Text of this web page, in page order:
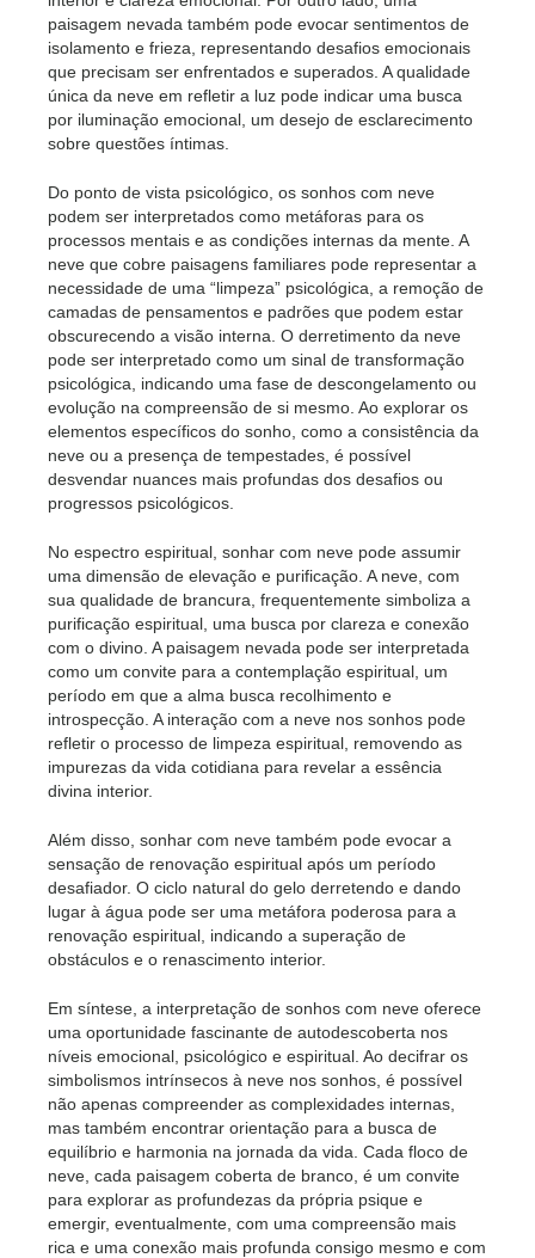
paisagem nevada também pode evocar sentimentos de
isolamento e frieza, representando desafios emocionais
que precisam ser enfrentados e superados. A qualidade
única da neve em refletir a luz pode indicar uma busca
por iluminação emocional, um desejo de esclarecimento
sobre questões íntimas.
Do ponto de vista psicológico, os sonhos com neve
podem ser interpretados como metáforas para os
processos mentais e as condições internas da mente. A
neve que cobre paisagens familiares pode representar a
necessidade de uma “limpeza” psicológica, a remoção de
camadas de pensamentos e padrões que podem estar
obscurecendo a visão interna. O derretimento da neve
pode ser interpretado como um sinal de transformação
psicológica, indicando uma fase de descongelamento ou
evolução na compreensão de si mesmo. Ao explorar os
elementos específicos do sonho, como a consistência da
neve ou a presença de tempestades, é possível
desvendar nuances mais profundas dos desafios ou
progressos psicológicos.
No espectro espiritual, sonhar com neve pode assumir
uma dimensão de elevação e purificação. A neve, com
sua qualidade de brancura, frequentemente simboliza a
purificação espiritual, uma busca por clareza e conexão
com o divino. A paisagem nevada pode ser interpretada
como um convite para a contemplação espiritual, um
período em que a alma busca recolhimento e
introspecção. A interação com a neve nos sonhos pode
refletir o processo de limpeza espiritual, removendo as
impurezas da vida cotidiana para revelar a essência
divina interior.
Além disso, sonhar com neve também pode evocar a
sensação de renovação espiritual após um período
desafiador. O ciclo natural do gelo derretendo e dando
lugar à água pode ser uma metáfora poderosa para a
renovação espiritual, indicando a superação de
obstáculos e o renascimento interior.
Em síntese, a interpretação de sonhos com neve oferece
uma oportunidade fascinante de autodescoberta nos
níveis emocional, psicológico e espiritual. Ao decifrar os
simbolismos intrínsecos à neve nos sonhos, é possível
não apenas compreender as complexidades internas,
mas também encontrar orientação para a busca de
equilíbrio e harmonia na jornada da vida. Cada floco de
neve, cada paisagem coberta de branco, é um convite
para explorar as profundezas da própria psique e
emergir, eventualmente, com uma compreensão mais
rica e uma conexão mais profunda consigo mesmo e com